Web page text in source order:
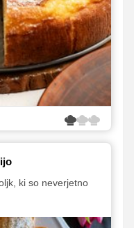
ki so neverjetno